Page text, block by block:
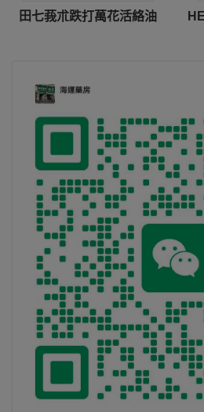
田七莪朮跌打萬花活絡油